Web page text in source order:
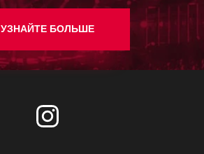
УЗНАЙТЕ БОЛЬШЕ